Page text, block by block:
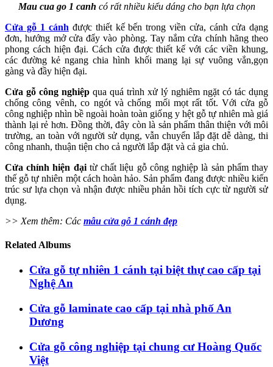
Mau cua go 1 canh có rất nhiều kiểu dáng cho bạn lựa chọn
Cửa gỗ 1 cánh được thiết kế bến trong viền cửa, cánh cửa dạng
đơn, hướng mở cửa đẩy vào phòng. Tay nắm cửa chính hãng theo
phong cách hiện đại. Cách cửa được thiết kế với các viền khung,
các đường kẻ ngang chia hình khối mang lại sự vuông vắn,gọn
gàng và đầy hiện đại.
Cửa gỗ công nghiệp qua quá trình xử lý nghiêm ngặt có tác dụng
chống công vênh, co ngót và chống mối mọt rất tốt. Với cửa gỗ
công nghiệp nhìn bề ngoài hoàn toàn giống y hệt gỗ tự nhiên mà giá
thành lại rẻ hơn. Đồng thời, đây còn là sản phẩm thân thiện với môi
trường, an toàn với người sử dụng, vẫn chuyển lắp đặt dễ dàng, thi
công nhanh, thuận tiện cho cả người lắp đặt và cả gia chủ.
Cửa chính hiện đạitừ chất liệu gỗ công nghiệp là sản phẩm thay
thế gỗ tự nhiên một cách hoàn hảo. Sản phẩm đang được nhiều kiến
trúc sư lựa chọn và nhận được nhiều phản hồi tích cực từ người sử
dụng.
>> Xem thêm: Các mẫu cửa gỗ 1 cánh đẹp
Related Albums
Cửa gỗ tự nhiên 1 cánh tại biệt thự cao cấp tại
Nghệ An
Cửa gỗ laminate cao cấp tại nhà phố An
Dương
Cửa gỗ công nghiệp tại chung cư Hoàng Quốc
Việt